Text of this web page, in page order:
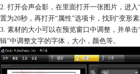
2. 打开会声会影，在里面打开一张图片，进
置为20秒，再打开“属性”选项卡，找到“变形素
3. 素材的大小可以在预览窗口中调整，并单击
辑”中调整文字的字体，大小，颜色等。